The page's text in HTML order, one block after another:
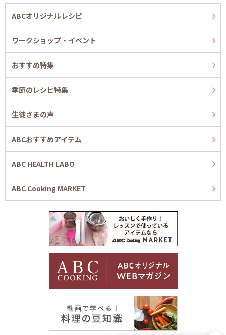
ABCオリジナルレシピ
ワークショップ・イベント
おすすめ特集
季節のレシピ特集
生徒さまの声
ABCおすすめアイテム
ABC HEALTH LABO
ABC Cooking MARKET